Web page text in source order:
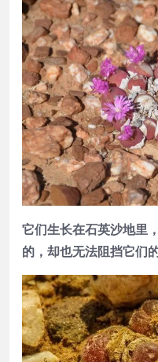
它们生长在石英沙地里
的，却也无法阻挡它们